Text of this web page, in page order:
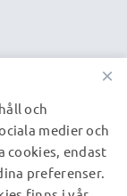
×
och
medier och
cookies, endast
preferenser.